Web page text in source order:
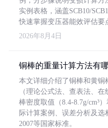
实例表格，涵盖SCB10/
快速掌握变压器能效评估要
2026年8月4日
铜棒的重量计算方法有
本文详细介绍了铜棒和黄
（理论公式法、查表法、
棒密度取值（8.4-8.7g/cm³
际计算案例、误差分析及选
2007等国家标准。